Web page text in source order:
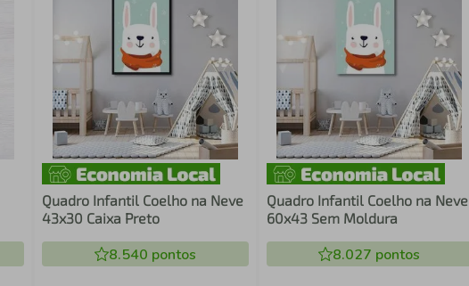
Quadro Infantil Coelho na Neve
43x30 Caixa Preto
8.540 pontos
Quadro Infantil Coelho na Neve
60x43 Sem Moldura
8.027 pontos